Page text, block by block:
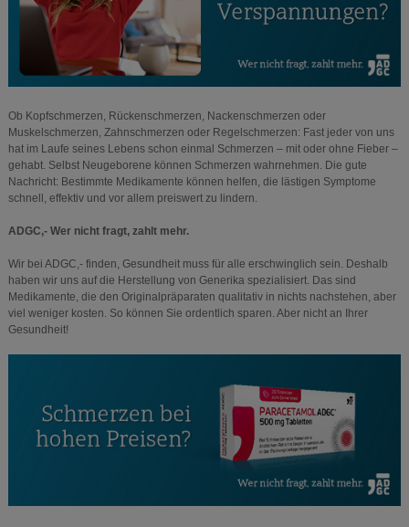
Ob Kopfschmerzen, Rückenschmerzen, Nackenschmerzen oder
Muskelschmerzen, Zahnschmerzen oder Regelschmerzen: Fast jeder von uns
hat im Laufe seines Lebens schon einmal Schmerzen – mit oder ohne Fieber –
gehabt. Selbst Neugeborene können Schmerzen wahrnehmen. Die gute
Nachricht: Bestimmte Medikamente können helfen, die lästigen Symptome
schnell, effektiv und vor allem preiswert zu lindern.
ADGC,- Wer nicht fragt, zahlt mehr.
Wir bei ADGC,- finden, Gesundheit muss für alle erschwinglich sein. Deshalb
haben wir uns auf die Herstellung von Generika spezialisiert. Das sind
Medikamente, die den Originalpräparaten qualitativ in nichts nachstehen, aber
viel weniger kosten. So können Sie ordentlich sparen. Aber nicht an Ihrer
Gesundheit!